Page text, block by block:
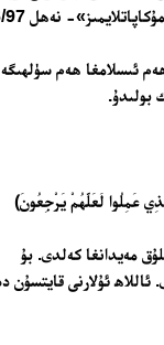
نەھل 16/97.
ئىسلامغا ھەم سۈلھىگە
بولىدۇ.
عَمِلُوا لَعَلَّهُمْ يَرْجِعُونَ﴾
مەيدانغا كەلدى. بۇ
ئاللاھ ئۇلارنى قايتسۇن